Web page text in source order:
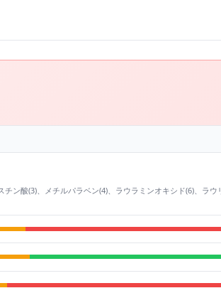
ン酸(3)、メチルパラベン(4)、ラウラミンオキシド(6)、ラ